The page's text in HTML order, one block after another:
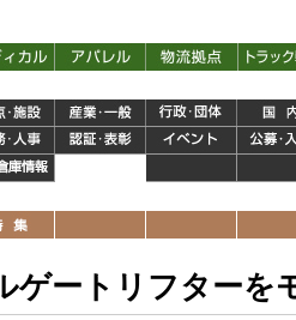
ゲートリフターを